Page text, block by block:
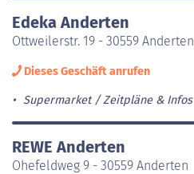
Edeka Anderten
Ottweilerstr. 19 - 30559 Anderten
Dieses Geschäft anrufen
Supermarket Zeitpläne & Infos
REWE Anderten
Ohefeldweg 9 - 30559 Anderten